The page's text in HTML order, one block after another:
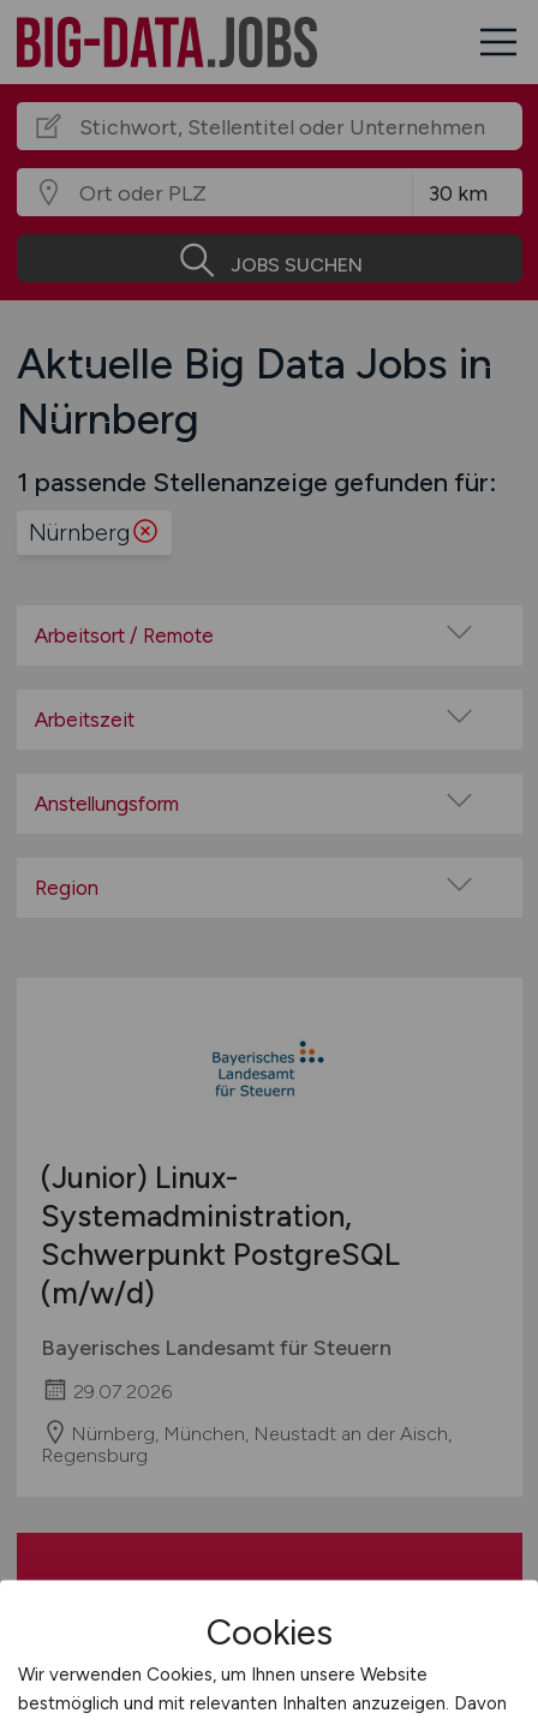
JOBS SUCHEN
Aktuelle Big Data Jobs in
Nürnberg
1 passende Stellenanzeige gefunden für:
Nürnberg
Arbeitsort / Remote
Home-Office möglich / Hybrid
Remote aus dem Ausland möglich
Arbeitszeit
Teilzeit
Anstellungsform
befristete Anstellung
geringfügige Beschäftigung / Minijob
Berufseinstieg / Trainee
Studentenjobs / Werkstudenten
Ausbildung / Studium
Praktikum
Region
Mecklenburg-Vorpommern
Niedersachsen
Nordrhein-Westfalen
Rheinland-Pfalz
Sachsen
Sachsen-Anhalt
Schleswig-Holstein
Thüringen
Österreich
(Junior) Linux-
Systemadministration,
Schwerpunkt PostgreSQL
(m/w/d)
Bayerisches Landesamt für Steuern
29.07.2026
Nürnberg, München, Neustadt an der Aisch,
Regensburg
Erhalten Sie neue Jobs
bequem perE-Mail
Jobfinder anlegen
Cookies
Wir verwenden Cookies, um Ihnen unsere Website
bestmöglich und mit relevanten Inhalten anzuzeigen. Davon